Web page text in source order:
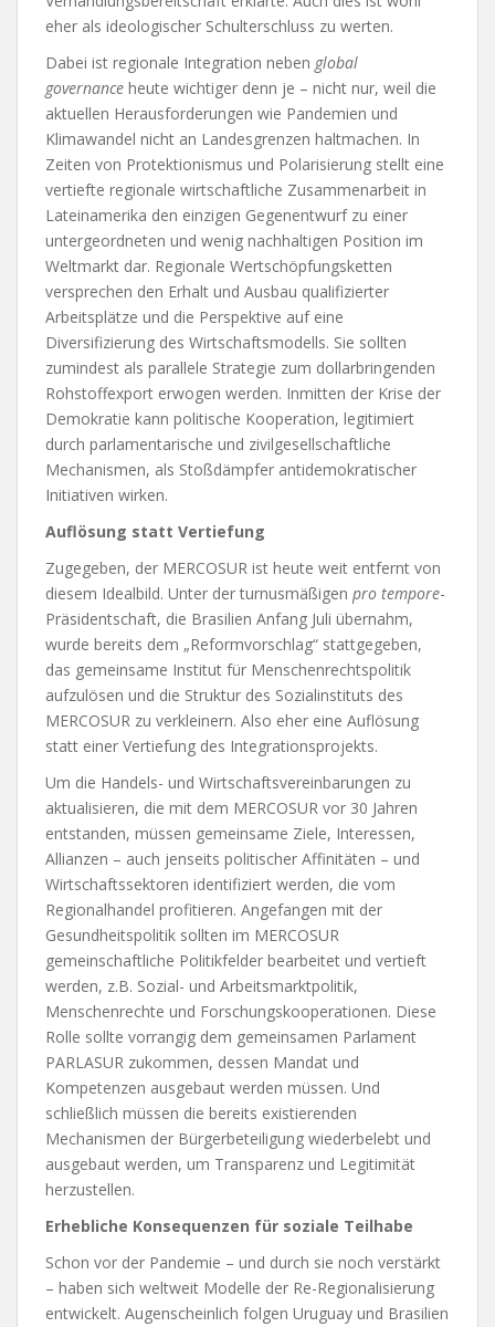
eher als ideologischer Schulterschluss zu werten.
Dabei ist regionale Integration neben global
governance heute wichtiger denn je – nicht nur, weil die
aktuellen Herausforderungen wie Pandemien und
Klimawandel nicht an Landesgrenzen haltmachen. In
Zeiten von Protektionismus und Polarisierung stellt eine
vertiefte regionale wirtschaftliche Zusammenarbeit in
Lateinamerika den einzigen Gegenentwurf zu einer
untergeordneten und wenig nachhaltigen Position im
Weltmarkt dar. Regionale Wertschöpfungsketten
versprechen den Erhalt und Ausbau qualifizierter
Arbeitsplätze und die Perspektive auf eine
Diversifizierung des Wirtschaftsmodells. Sie sollten
zumindest als parallele Strategie zum dollarbringenden
Rohstoffexport erwogen werden. Inmitten der Krise der
Demokratie kann politische Kooperation, legitimiert
durch parlamentarische und zivilgesellschaftliche
Mechanismen, als Stoßdämpfer antidemokratischer
Initiativen wirken.
Auflösung statt Vertiefung
Zugegeben, der MERCOSUR ist heute weit entfernt von
diesem Idealbild. Unter der turnusmäßigen pro tempore-
Präsidentschaft, die Brasilien Anfang Juli übernahm,
wurde bereits dem „Reformvorschlag“ stattgegeben,
das gemeinsame Institut für Menschenrechtspolitik
aufzulösen und die Struktur des Sozialinstituts des
MERCOSUR zu verkleinern. Also eher eine Auflösung
statt einer Vertiefung des Integrationsprojekts.
Um die Handels- und Wirtschaftsvereinbarungen zu
aktualisieren, die mit dem MERCOSUR vor 30 Jahren
entstanden, müssen gemeinsame Ziele, Interessen,
Allianzen – auch jenseits politischer Affinitäten – und
Wirtschaftssektoren identifiziert werden, die vom
Regionalhandel profitieren. Angefangen mit der
Gesundheitspolitik sollten im MERCOSUR
gemeinschaftliche Politikfelder bearbeitet und vertieft
werden, z.B. Sozial- und Arbeitsmarktpolitik,
Menschenrechte und Forschungskooperationen. Diese
Rolle sollte vorrangig dem gemeinsamen Parlament
PARLASUR zukommen, dessen Mandat und
Kompetenzen ausgebaut werden müssen. Und
schließlich müssen die bereits existierenden
Mechanismen der Bürgerbeteiligung wiederbelebt und
ausgebaut werden, um Transparenz und Legitimität
herzustellen.
Erhebliche Konsequenzen für soziale Teilhabe
Schon vor der Pandemie – und durch sie noch verstärkt
– haben sich weltweit Modelle der Re-Regionalisierung
entwickelt. Augenscheinlich folgen Uruguay und Brasilien